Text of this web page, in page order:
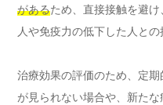
があるため、直接接触を避
人や免疫力の低下した人との
治療効果の評価のため、定
が見られない場合や、新た